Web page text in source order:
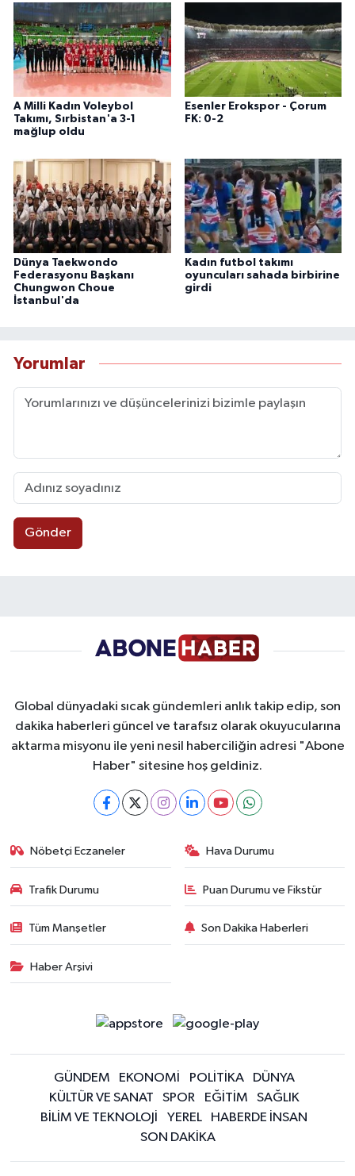
A Milli Kadın Voleybol
Takımı, Sırbistan'a 3-1
mağlup oldu
Esenler Erokspor - Çorum
FK: 0-2
Dünya Taekwondo
Federasyonu Başkanı
Chungwon Choue
İstanbul'da
Kadın futbol takımı
oyuncuları sahada birbirine
girdi
Yorumlar
Gönder
Global dünyadaki sıcak gündemleri anlık takip edip, son
dakika haberleri güncel ve tarafsız olarak okuyucularına
aktarma misyonu ile yeni nesil haberciliğin adresi "Abone
Haber" sitesine hoş geldiniz.
Nöbetçi Eczaneler Hava Durumu
Trafik Durumu Puan Durumu ve Fikstür
Tüm Manşetler Son Dakika Haberleri
Haber Arşivi
GÜNDEM EKONOMİ POLİTİKA
DÜNYA
KÜLTÜR VE SANAT
SPOR EĞİTİM
SAĞLIK
BİLİM VE TEKNOLOJİ
YEREL
HABERDE İNSAN
SON DAKİKA